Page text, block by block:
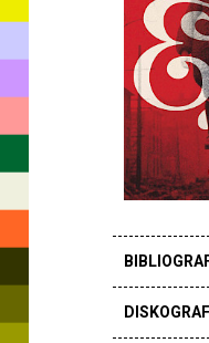
liegt
nicht
nur
im
in
einem